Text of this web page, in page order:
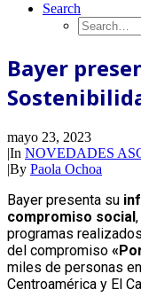
Search
Bayer
mayo 23, 2023
|In NOVEDADES
|By Paola Ochoa
Bayer presenta su
compromiso social
programas
del compromiso
miles de personas
Centroamérica y El